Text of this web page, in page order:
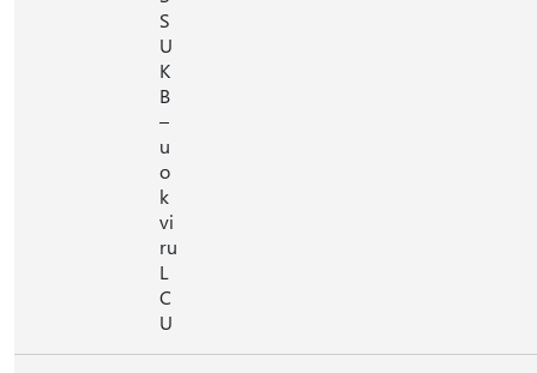
S
U
K
B
–
u
o
k
vi
ru
L
C
U